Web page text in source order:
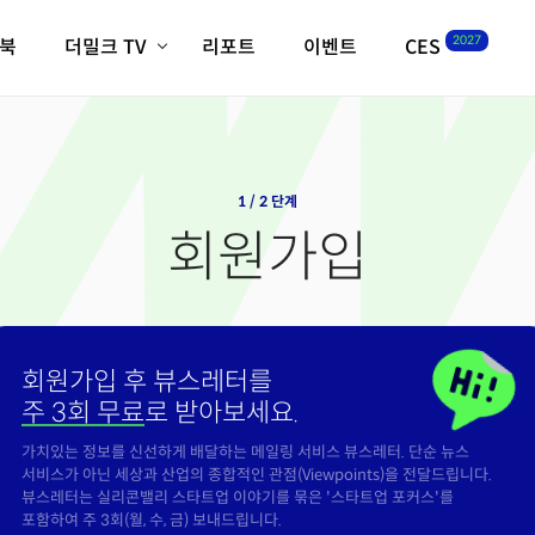
더밀크 TV
크리스의 뉴욕 시그널
밸리토크
리포트 이벤트 CES 2027
1 / 2 단계
회원가입
회원가입 후 뷰스레터를
주 3회 무료로 받아보세요.
가치있는 정보를 신선하게 배달하는 메일링 서비스 뷰스레터. 단순 뉴스
서비스가 아닌 세상과 산업의 종합적인 관점(Viewpoints)을 전달드립니다.
뷰스레터는 실리콘밸리 스타트업 이야기를 묶은 '스타트업 포커스'를
포함하여 주 3회(월, 수, 금) 보내드립니다.